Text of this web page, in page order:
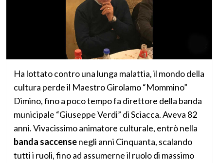
Ha lottato contro una lunga malattia, il mondo della
cultura perde il Maestro Girolamo “Mommino”
Dimino, fino a poco tempo fa direttore della banda
municipale “Giuseppe Verdi” di Sciacca. Aveva 82
anni. Vivacissimo animatore culturale, entrò nella
banda saccensenegli anni Cinquanta, scalando
tutti i ruoli, fino ad assumerne il ruolo di massimo